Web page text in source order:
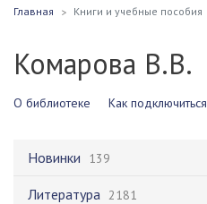
Главная Книги и учебные пособия
Комарова В.В.
О библиотеке Как подключиться
Новинки 139
Литература 2181